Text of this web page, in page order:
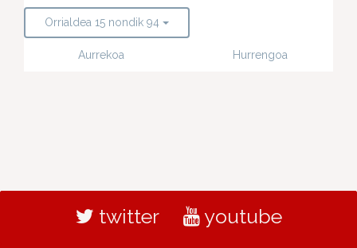
Orrialdea 15 nondik 94
Aurrekoa Hurrengoa
twitter youtube